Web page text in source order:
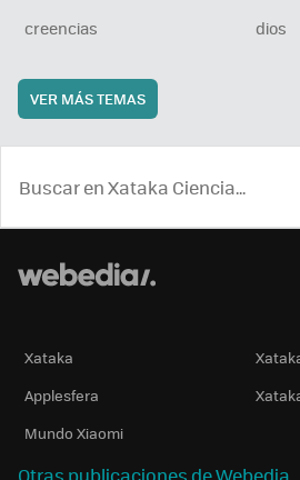
creencias
dios
VER MÁS TEMAS
Xataka
Applesfera
Mundo Xiaomi